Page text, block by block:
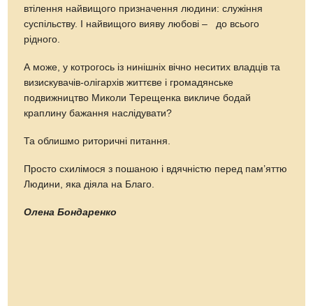
втілення найвищого призначення людини: служіння
суспільству. І найвищого вияву любові – до всього
рідного.
А може, у котрогось із нинішніх вічно неситих владців та
визискувачів-олігархів життєве і громадянське
подвижництво Миколи Терещенка викличе бодай
краплину бажання наслідувати?
Та облишмо риторичні питання.
Просто схилімося з пошаною і вдячністю перед пам’яттю
Людини, яка діяла на Благо.
Олена Бондаренко